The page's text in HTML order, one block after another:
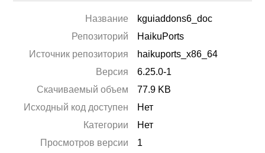
Название
kguiaddons6_doc
Репозиторий
HaikuPorts
Источник репозитория
haikuports_x86_64
Версия
6.25.0-1
Скачиваемый объем
77.9 KB
Исходный код доступен
Нет
Категории
Нет
Просмотров версии
1